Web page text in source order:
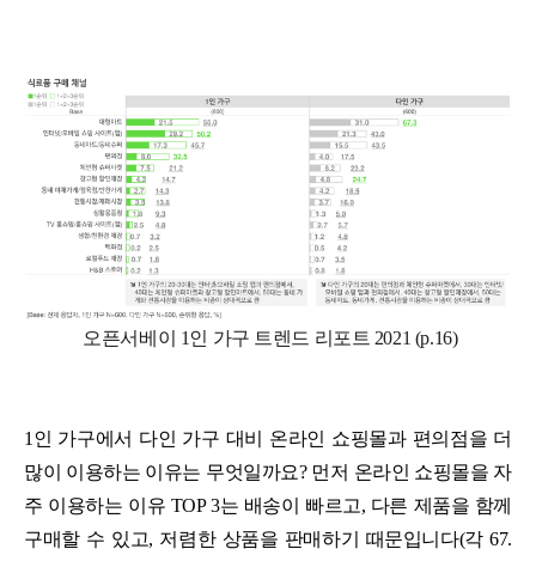
오픈서베이 1인 가구 트렌드 리포트 2021 (p.16)
1인 가구에서 다인 가구 대비 온라인 쇼핑몰과 편의점을 더
많이 이용하는 이유는 무엇일까요? 먼저 온라인 쇼핑몰을 자
주 이용하는 이유 TOP 3는 배송이 빠르고, 다른 제품을 함께
구매할 수 있고, 저렴한 상품을 판매하기 때문입니다(각 67.